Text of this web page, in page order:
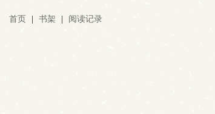
首页 书架 阅读记录